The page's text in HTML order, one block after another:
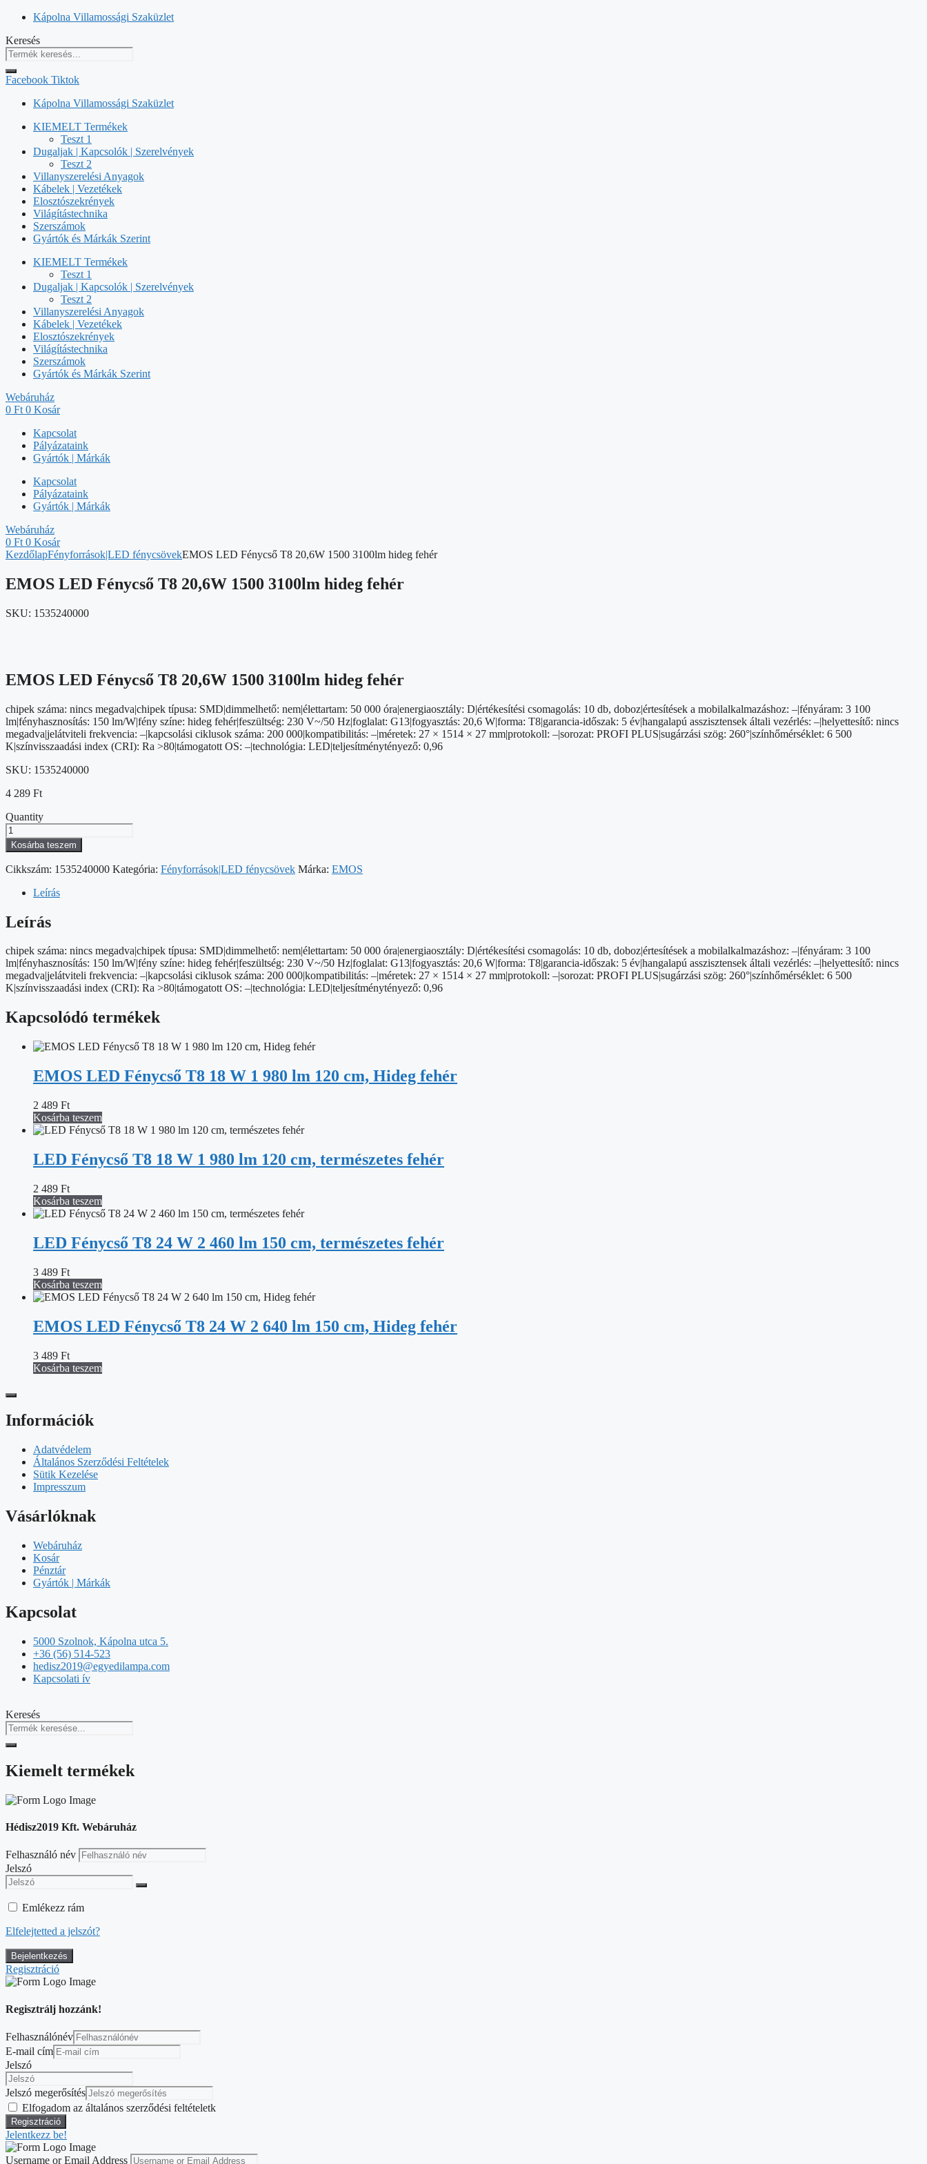
Kilépés
tartalomba
Kápolna Villamossági Szaküzlet
Keresés
Facebook Tiktok
Kápolna Villamossági Szaküzlet
KIEMELT Termékek
Teszt 1
Dugaljak | Kapcsolók | Szerelvények
Teszt 2
Villanyszerelési Anyagok
Kábelek | Vezetékek
Elosztószekrények
Világítástechnika
Szerszámok
Gyártók és Márkák Szerint
KIEMELT Termékek
Teszt 1
Dugaljak | Kapcsolók | Szerelvények
Teszt 2
Villanyszerelési Anyagok
Kábelek | Vezetékek
Elosztószekrények
Világítástechnika
Szerszámok
Gyártók és Márkák Szerint
Webáruház
0 Ft 0 Kosár
Kapcsolat
Pályázataink
Gyártók | Márkák
Kapcsolat
Pályázataink
Gyártók | Márkák
Webáruház
0 Ft 0 Kosár
KezdőlapFényforrások|LED fénycsövekEMOS LED Fénycső T8 20,6W 1500 3100lm hideg fehér
EMOS LED Fénycső T8 20,6W 1500 3100lm hideg fehér
SKU: 1535240000
EMOS LED Fénycső T8 20,6W 1500 3100lm hideg fehér
chipek száma: nincs megadva|chipek típusa: SMD|dimmelhető: nem|élettartam: 50 000 óra|energiaosztály: D|értékesítési csomagolás: 10 db, doboz|értesítések a mobilalkalmazáshoz: –|fényáram: 3 100
lm|fényhasznosítás: 150 lm/W|fény színe: hideg fehér|feszültség: 230 V~/50 Hz|foglalat: G13|fogyasztás: 20,6 W|forma: T8|garancia-időszak: 5 év|hangalapú asszisztensek általi vezérlés: –|helyettesítő: nincs
megadva|jelátviteli frekvencia: –|kapcsolási ciklusok száma: 200 000|kompatibilitás: –|méretek: 27 × 1514 × 27 mm|protokoll: –|sorozat: PROFI PLUS|sugárzási szög: 260°|színhőmérséklet: 6 500
K|színvisszaadási index (CRI): Ra >80|támogatott OS: –|technológia: LED|teljesítménytényező: 0,96
SKU: 1535240000
4 289 Ft
Quantity
EMOS
LED
Fénycső
T8
1500
hideg
fehér
Kosárba teszem
Cikkszám: 1535240000 Kategória: Fényforrások|LED fénycsövek Márka: EMOS
Leírás
Leírás
chipek száma: nincs megadva|chipek típusa: SMD|dimmelhető: nem|élettartam: 50 000 óra|energiaosztály: D|értékesítési csomagolás: 10 db, doboz|értesítések a mobilalkalmazáshoz: –|fényáram: 3 100
lm|fényhasznosítás: 150 lm/W|fény színe: hideg fehér|feszültség: 230 V~/50 Hz|foglalat: G13|fogyasztás: 20,6 W|forma: T8|garancia-időszak: 5 év|hangalapú asszisztensek általi vezérlés: –|helyettesítő: nincs
megadva|jelátviteli frekvencia: –|kapcsolási ciklusok száma: 200 000|kompatibilitás: –|méretek: 27 × 1514 × 27 mm|protokoll: –|sorozat: PROFI PLUS|sugárzási szög: 260°|színhőmérséklet: 6 500
K|színvisszaadási index (CRI): Ra >80|támogatott OS: –|technológia: LED|teljesítménytényező: 0,96
Kapcsolódó termékek
EMOS LED Fénycső T8 18 W 1 980 lm 120 cm, Hideg fehér
2 489 Ft
Kosárba teszem
LED Fénycső T8 18 W 1 980 lm 120 cm, természetes fehér
2 489 Ft
Kosárba teszem
LED Fénycső T8 24 W 2 460 lm 150 cm, természetes fehér
3 489 Ft
Kosárba teszem
EMOS LED Fénycső T8 24 W 2 640 lm 150 cm, Hideg fehér
3 489 Ft
Kosárba teszem
Információk
Adatvédelem
Általános Szerződési Feltételek
Sütik Kezelése
Impresszum
Vásárlóknak
Webáruház
Kosár
Pénztár
Gyártók | Márkák
Kapcsolat
5000 Szolnok, Kápolna utca 5.
+36 (56) 514-523
hedisz2019@egyedilampa.com
Kapcsolati ív
Keresés
Kiemelt termékek
Hédisz2019 Kft. Webáruház
Felhasználó név
Jelszó
Emlékezz rám
Elfelejtetted a jelszót?
Regisztráció
Regisztrálj hozzánk!
Felhasználónév
E-mail cím
Jelszó
Jelszó megerősítés
Elfogadom az általános szerződési feltételetk
Jelentkezz be!
Username or Email Address